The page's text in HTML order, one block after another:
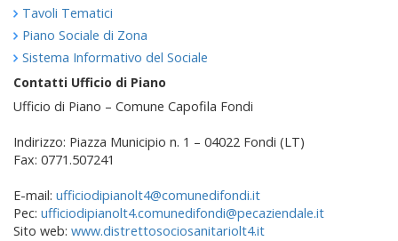
Tavoli Tematici
Piano Sociale di Zona
Sistema Informativo del Sociale
Contatti Ufficio di Piano
Ufficio di Piano – Comune Capofila Fondi
Indirizzo: Piazza Municipio n. 1 – 04022 Fondi (LT)
Fax: 0771.507241
E-mail: ufficiodipianolt4@comunedifondi.it
Pec: ufficiodipianolt4.comunedifondi@pecaziendale.it
Sito web: www.distrettosociosanitariolt4.it